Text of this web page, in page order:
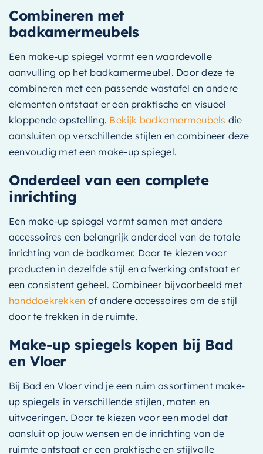
Combineren met
badkamermeubels
Een make-up spiegel vormt een waardevolle
aanvulling op het badkamermeubel. Door deze te
combineren met een passende wastafel en andere
elementen ontstaat er een praktische en visueel
kloppende opstelling. Bekijk badkamermeubels die
aansluiten op verschillende stijlen en combineer deze
eenvoudig met een make-up spiegel.
Onderdeel van een complete
inrichting
Een make-up spiegel vormt samen met andere
accessoires een belangrijk onderdeel van de totale
inrichting van de badkamer. Door te kiezen voor
producten in dezelfde stijl en afwerking ontstaat er
een consistent geheel. Combineer bijvoorbeeld met
handdoekrekken of andere accessoires om de stijl
door te trekken in de ruimte.
Make-up spiegels kopen bij Bad
en Vloer
Bij Bad en Vloer vind je een ruim assortiment make-
up spiegels in verschillende stijlen, maten en
uitvoeringen. Door te kiezen voor een model dat
aansluit op jouw wensen en de inrichting van de
ruimte ontstaat er een praktische en stijlvolle